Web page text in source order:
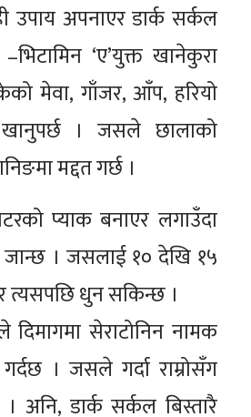
उपाय अपनाएर डार्क सर्कल
‘ए’युक्त खानेकुरा
मेवा, गाँजर, आँप, हरियो
। जसले छालाको
मद्दत गर्छ ।
प्याक बनाएर लगाउँदा
जान्छ । जसलाई १० देखि १५
त्यसपछि धुन सकिन्छ ।
दिमागमा सेराटोनिन नामक
। जसले गर्दा राम्रोसँग
अनि, डार्क सर्कल बिस्तारै